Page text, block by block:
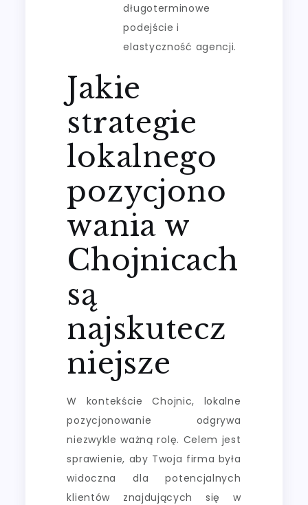
długoterminowe
podejście i
elastyczność agencji.
Jakie
strategie
lokalnego
pozycjono
wania w
Chojnicach
są
najskutecz
niejsze
W kontekście Chojnic, lokalne
pozycjonowanie odgrywa
niezwykle ważną rolę. Celem jest
sprawienie, aby Twoja firma była
widoczna dla potencjalnych
klientów znajdujących się w